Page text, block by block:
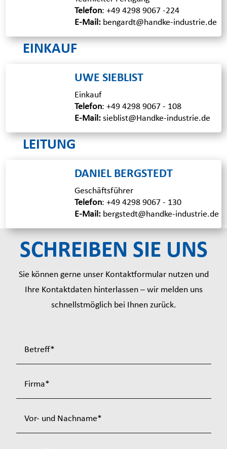
Telefon: +49 4298 9067 -224
E-Mail: bengardt@handke-industrie.de
EINKAUF
UWE SIEBLIST
Einkauf
Telefon: +49 4298 9067 - 108
E-Mail: sieblist@Handke-industrie.de
LEITUNG
DANIEL BERGSTEDT
Geschäftsführer
Telefon: +49 4298 9067 - 130
E-Mail: bergstedt@handke-industrie.de
SCHREIBEN SIE UNS
Sie können gerne unser Kontaktformular nutzen und
Ihre Kontaktdaten hinterlassen – wir melden uns
schnellstmöglich bei Ihnen zurück.